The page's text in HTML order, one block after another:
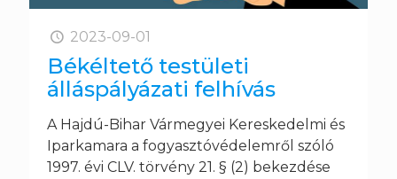
2023-09-01
Békéltető testületi
álláspályázati felhívás
A Hajdú-Bihar Vármegyei Kereskedelmi és
Iparkamara a fogyasztóvédelemről szóló
1997. évi CLV. törvény 21. § (2) bekezdése